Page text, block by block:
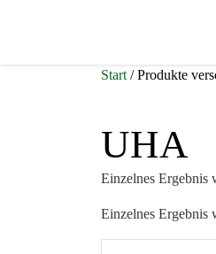
Start / Produkte
UHA
Einzelnes Ergebnis
Einzelnes Ergebnis